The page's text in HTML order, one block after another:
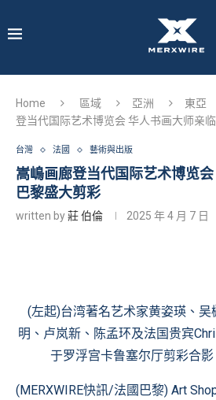
Home 區域 亞洲 東亞
登当代国际艺术博览会 华人书画大师亲
台灣 法國 藝術與出版
嵩嶋画廊登当代国际艺术博览
巴黎盛大剪彩
written by莊 伯倫 2025 年 4 月 7 日
(左起)台湾著名艺术家黄姿瑛、
明、卢岚新、陈孟环及法国贵宾
于罗浮宫卡鲁塞尔厅剪彩合
(MERXWIRE快訊/法國巴黎) Art